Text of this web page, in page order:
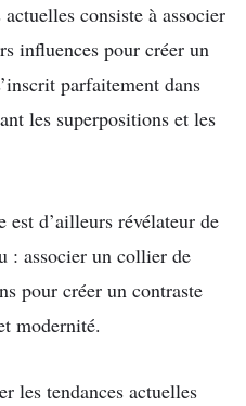
actuelles consiste à associer
influences pour créer un
parfaitement dans
les superpositions et les
d’ailleurs révélateur de
: associer un collier de
pour créer un contraste
modernité.
les tendances actuelles